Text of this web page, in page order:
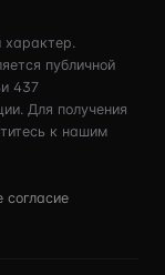
характер.
публичной
437
Для получения
к нашим
согласие